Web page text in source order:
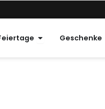
Offene Feiertage
Geschenke